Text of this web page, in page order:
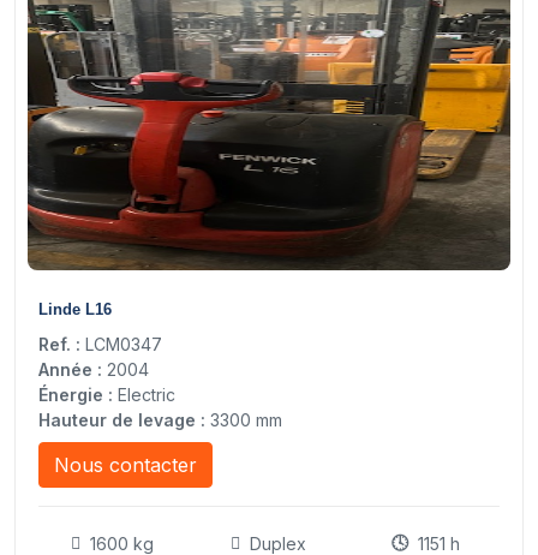
Linde L16
Ref. : LCM0347
Année : 2004
Énergie : Electric
Hauteur de levage : 3300 mm
Nous contacter
1600 kg Duplex 1151 h